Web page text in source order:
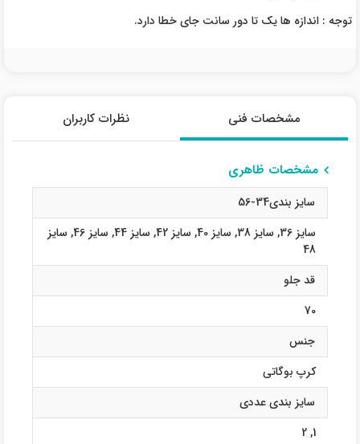
توجه : اندازه ها یک تا دور سانت جای خطا دارد.
مشخصات فنی نظرات کاربران
مشخصات ظاهری
سایز بندی34-56
سایز 36
, سایز 38 , سایز 40 , سایز 42 , سایز 44 , سایز 46 , سایز
48
قد جلو
70
جنس
کرپ بوگاتی
سایز بندی عددی
1
,
2